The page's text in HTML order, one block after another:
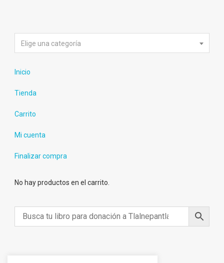
Elige una categoría
Inicio
Tienda
Carrito
Mi cuenta
Finalizar compra
No hay productos en el carrito.